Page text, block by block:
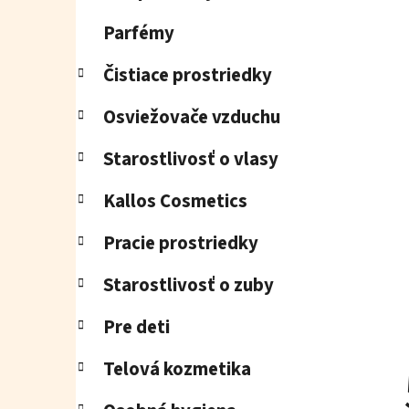
Parfémy
Čistiace prostriedky
Osviežovače vzduchu
Starostlivosť o vlasy
Kallos Cosmetics
Pracie prostriedky
Starostlivosť o zuby
Pre deti
Telová kozmetika